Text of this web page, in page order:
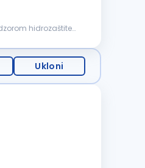
hidrozaštite
Ukloni